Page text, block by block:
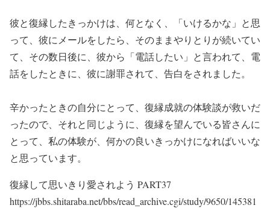
彼と復縁したきっかけは、何となく、「いけるかな」と思
って、彼にメールをしたら、そのままやりとりが続いてい
て、その数日後に、彼から「電話したい」と言われて、電
話をしたときに、彼に謝罪されて、告白をされました。
辛かったときの自分にとって、復縁成就の体験談が救いだ
ったので、それと同じように、復縁を望んでいる皆さんに
とって、私の体験が、何かの良いきっかけになればいいな
と思っています。
復縁して思いきり愛されよう PART37
https://jbbs.shitaraba.net/bbs/read_archive.cgi/study/9650/145381